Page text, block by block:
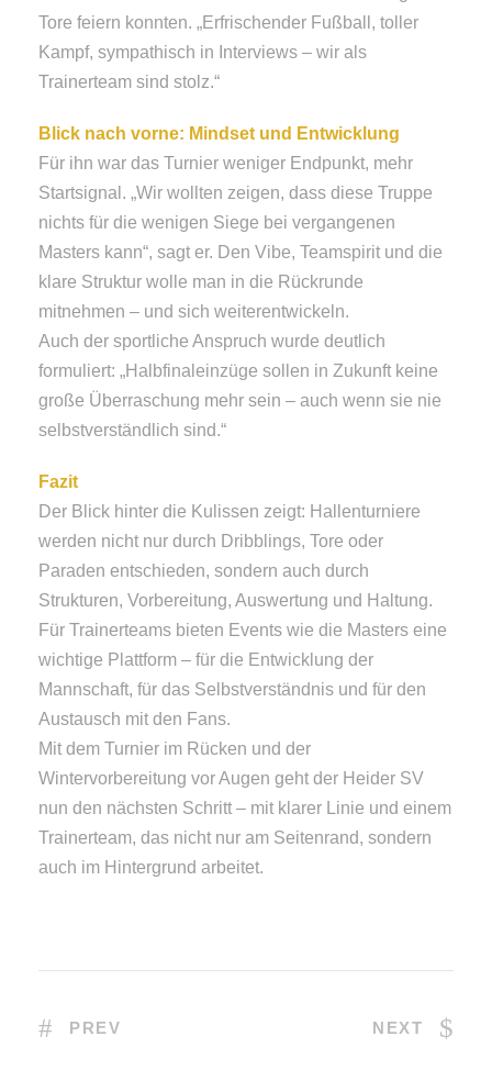
Tore feiern konnten. „Erfrischender Fußball, toller
Kampf, sympathisch in Interviews – wir als
Trainerteam sind stolz.“
Blick nach vorne: Mindset und Entwicklung
Für ihn war das Turnier weniger Endpunkt, mehr
Startsignal. „Wir wollten zeigen, dass diese Truppe
nichts für die wenigen Siege bei vergangenen
Masters kann“, sagt er. Den Vibe, Teamspirit und die
klare Struktur wolle man in die Rückrunde
mitnehmen – und sich weiterentwickeln.
Auch der sportliche Anspruch wurde deutlich
formuliert: „Halbfinaleinzüge sollen in Zukunft keine
große Überraschung mehr sein – auch wenn sie nie
selbstverständlich sind.“
Fazit
Der Blick hinter die Kulissen zeigt: Hallenturniere
werden nicht nur durch Dribblings, Tore oder
Paraden entschieden, sondern auch durch
Strukturen, Vorbereitung, Auswertung und Haltung.
Für Trainerteams bieten Events wie die Masters eine
wichtige Plattform – für die Entwicklung der
Mannschaft, für das Selbstverständnis und für den
Austausch mit den Fans.
Mit dem Turnier im Rücken und der
Wintervorbereitung vor Augen geht der Heider SV
nun den nächsten Schritt – mit klarer Linie und einem
Trainerteam, das nicht nur am Seitenrand, sondern
auch im Hintergrund arbeitet.
PREV NEXT